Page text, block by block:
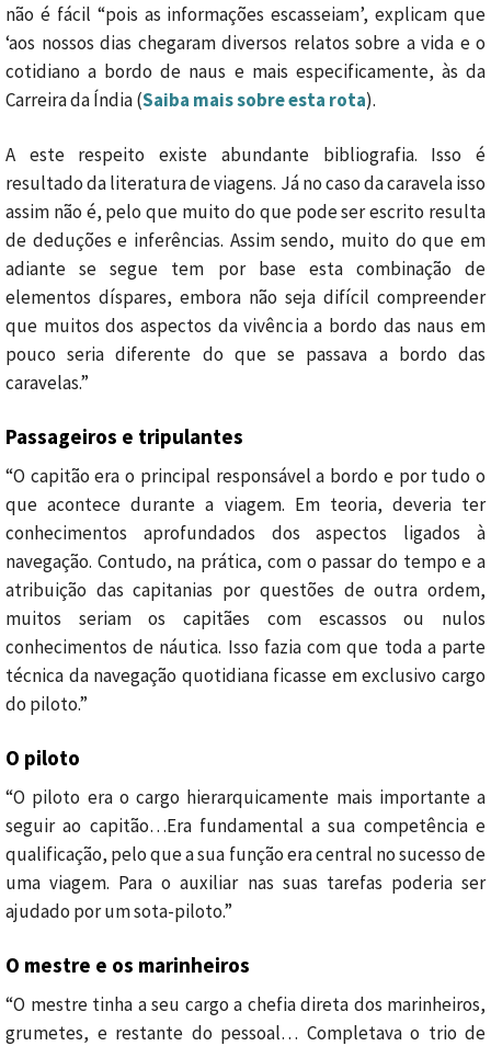
não é fácil “pois as informações escasseiam’, explicam que
‘aos nossos dias chegaram diversos relatos sobre a vida e o
cotidiano a bordo de naus e mais especificamente, às da
Carreira da Índia (Saiba mais sobre esta rota).
A este respeito existe abundante bibliografia. Isso é
resultado da literatura de viagens. Já no caso da caravela isso
assim não é, pelo que muito do que pode ser escrito resulta
de deduções e inferências. Assim sendo, muito do que em
adiante se segue tem por base esta combinação de
elementos díspares, embora não seja difícil compreender
que muitos dos aspectos da vivência a bordo das naus em
pouco seria diferente do que se passava a bordo das
caravelas.”
Passageiros e tripulantes
“O capitão era o principal responsável a bordo e por tudo o
que acontece durante a viagem. Em teoria, deveria ter
conhecimentos aprofundados dos aspectos ligados à
navegação. Contudo, na prática, com o passar do tempo e a
atribuição das capitanias por questões de outra ordem,
muitos seriam os capitães com escassos ou nulos
conhecimentos de náutica. Isso fazia com que toda a parte
técnica da navegação quotidiana ficasse em exclusivo cargo
do piloto.”
O piloto
“O piloto era o cargo hierarquicamente mais importante a
seguir ao capitão…Era fundamental a sua competência e
qualificação, pelo que a sua função era central no sucesso de
uma viagem. Para o auxiliar nas suas tarefas poderia ser
ajudado por um sota-piloto.”
O mestre e os marinheiros
“O mestre tinha a seu cargo a chefia direta dos marinheiros,
grumetes, e restante do pessoal… Completava o trio de